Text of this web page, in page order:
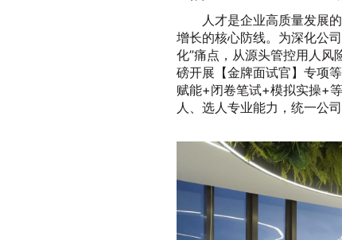
人才是企业高质量发展
增长的核心防线。为深化公
化”痛点，从源头管控用人
磅开展【金牌面试官】专项
赋能+闭卷笔试+模拟实操+
人、选人专业能力，统一公